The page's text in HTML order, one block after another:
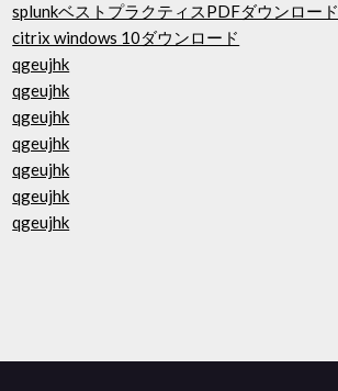
splunkベストプラクティスPDFダウンロード
citrix windows 10ダウンロード
qgeujhk
qgeujhk
qgeujhk
qgeujhk
qgeujhk
qgeujhk
qgeujhk